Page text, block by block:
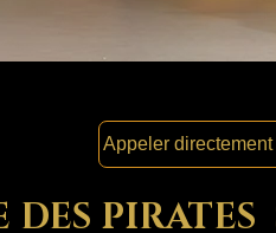
Appeler
DES